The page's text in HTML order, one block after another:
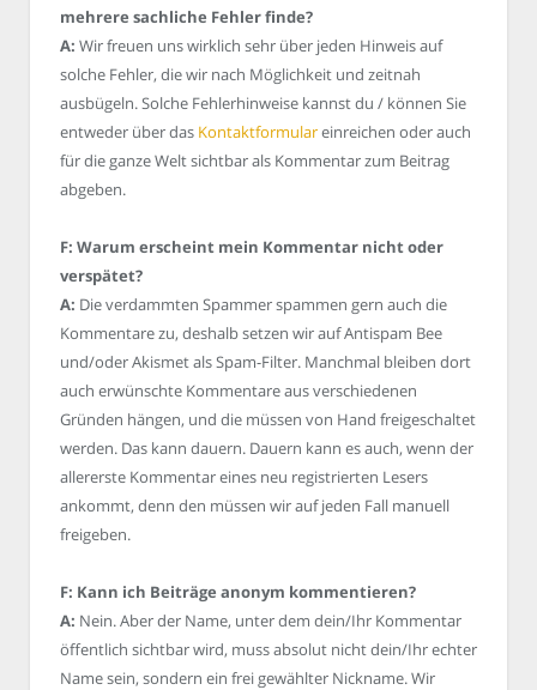
mehrere sachliche Fehler finde?
A: Wir freuen uns wirklich sehr über jeden Hinweis auf
solche Fehler, die wir nach Möglichkeit und zeitnah
ausbügeln. Solche Fehlerhinweise kannst du / können Sie
entweder über das Kontaktformulareinreichen oder auch
für die ganze Welt sichtbar als Kommentar zum Beitrag
abgeben.
F: Warum erscheint mein Kommentar nicht oder
verspätet?
A: Die verdammten Spammer spammen gern auch die
Kommentare zu, deshalb setzen wir auf Antispam Bee
und/oder Akismet als Spam-Filter. Manchmal bleiben dort
auch erwünschte Kommentare aus verschiedenen
Gründen hängen, und die müssen von Hand freigeschaltet
werden. Das kann dauern. Dauern kann es auch, wenn der
allererste Kommentar eines neu registrierten Lesers
ankommt, denn den müssen wir auf jeden Fall manuell
freigeben.
F: Kann ich Beiträge anonym kommentieren?
A: Nein. Aber der Name, unter dem dein/Ihr Kommentar
öffentlich sichtbar wird, muss absolut nicht dein/Ihr echter
Name sein, sondern ein frei gewählter Nickname. Wir